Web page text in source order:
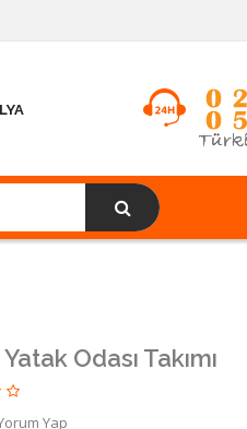
Odası Takımı
Yap